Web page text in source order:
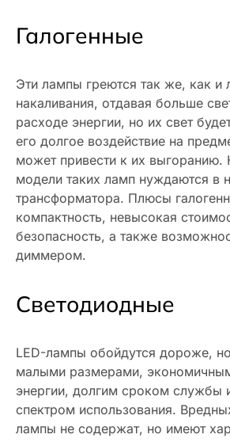
Галогенные
Эти лампы греются так же, как и
накаливания, отдавая больше
расходе энергии, но их свет
его долгое воздействие на
может привести к их выгоранию.
модели таких ламп нуждаются в
трансформатора. Плюсы
компактность, невысокая
безопасность, а также
диммером.
Светодиодные
LED-лампы обойдутся дороже,
малыми размерами,
энергии, долгим сроком службы
спектром использования.
лампы не содержат, но имеют